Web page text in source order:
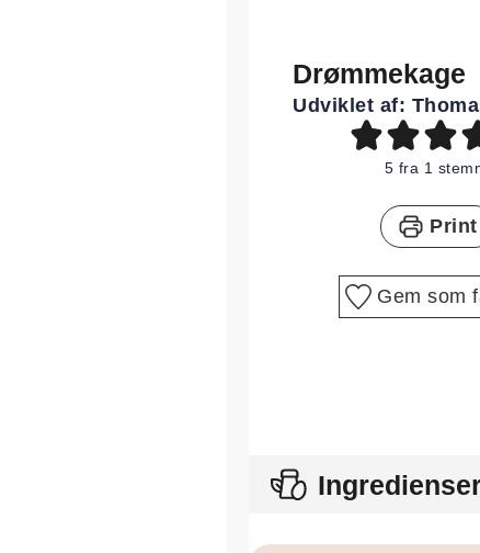
Drømmekage
Udviklet af:
5 fra 1
Print
Gem som